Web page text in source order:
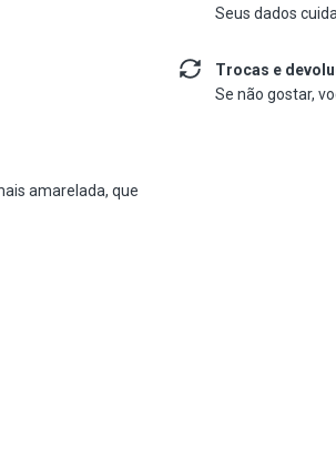
amarelada, que
Seus dados
Trocas e
Se não gostar,